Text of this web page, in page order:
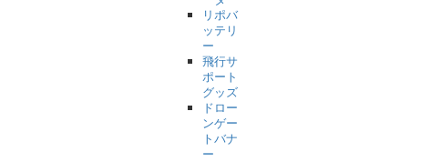
リポバ
ッテリ
ー
飛行サ
ポート
グッズ
ドロー
ンゲー
トバナ
ー